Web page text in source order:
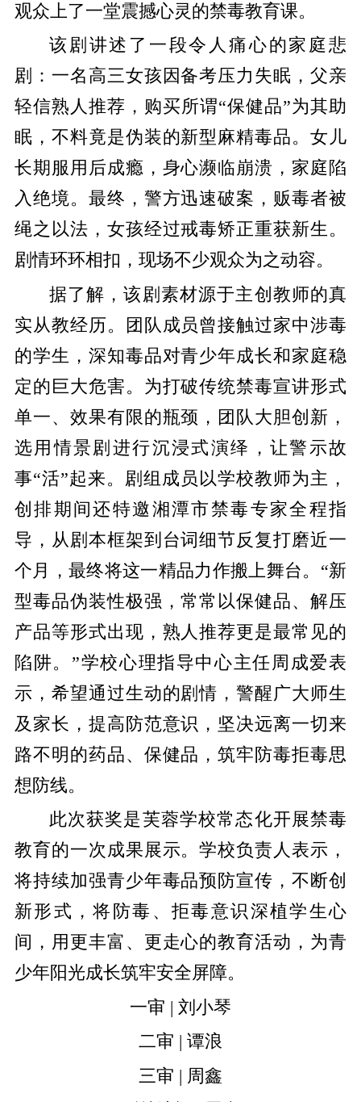
观众上了一堂震撼心灵的禁毒教育课。
该剧讲述了一段令人痛心的家庭悲
剧：一名高三女孩因备考压力失眠，父亲
轻信熟人推荐，购买所谓“保健品”为其助
眠，不料竟是伪装的新型麻精毒品。女儿
长期服用后成瘾，身心濒临崩溃，家庭陷
入绝境。最终，警方迅速破案，贩毒者被
绳之以法，女孩经过戒毒矫正重获新生。
剧情环环相扣，现场不少观众为之动容。
据了解，该剧素材源于主创教师的真
实从教经历。团队成员曾接触过家中涉毒
的学生，深知毒品对青少年成长和家庭稳
定的巨大危害。为打破传统禁毒宣讲形式
单一、效果有限的瓶颈，团队大胆创新，
选用情景剧进行沉浸式演绎，让警示故
事“活”起来。剧组成员以学校教师为主，
创排期间还特邀湘潭市禁毒专家全程指
导，从剧本框架到台词细节反复打磨近一
个月，最终将这一精品力作搬上舞台。“新
型毒品伪装性极强，常常以保健品、解压
产品等形式出现，熟人推荐更是最常见的
陷阱。”学校心理指导中心主任周成爱表
示，希望通过生动的剧情，警醒广大师生
及家长，提高防范意识，坚决远离一切来
路不明的药品、保健品，筑牢防毒拒毒思
想防线。
此次获奖是芙蓉学校常态化开展禁毒
教育的一次成果展示。学校负责人表示，
将持续加强青少年毒品预防宣传，不断创
新形式，将防毒、拒毒意识深植学生心
间，用更丰富、更走心的教育活动，为青
少年阳光成长筑牢安全屏障。
一审 | 刘小琴
二审 | 谭浪
三审 | 周鑫